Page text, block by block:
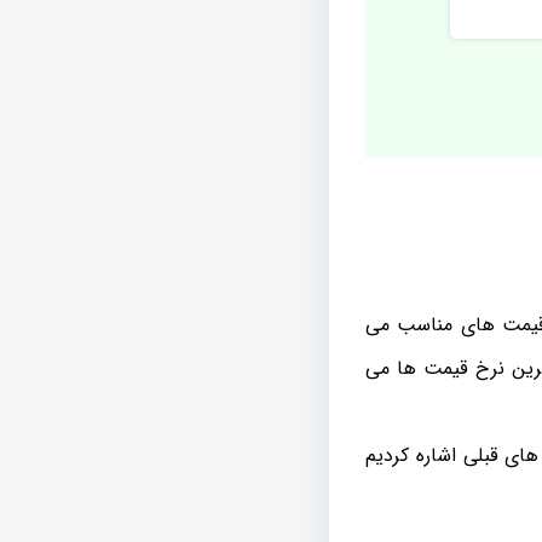
قیمت های مناسب می
نرخ قیمت ها می
قبلی اشاره کردیم